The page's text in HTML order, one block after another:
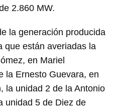
2.860 MW.
la generación producida
que están averiadas la
en Mariel
la Ernesto Guevara, en
la unidad 2 de la Antonio
unidad 5 de Diez de